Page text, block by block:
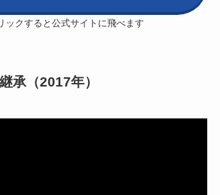
ックすると公式サイトに飛べます
承（2017年）